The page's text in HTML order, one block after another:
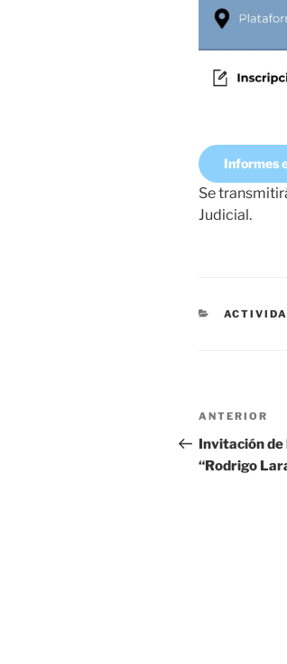
Informes
Se
Judicial.
de
Entrada
anterior
ANTERIOR
Invitación de
“Rodrigo